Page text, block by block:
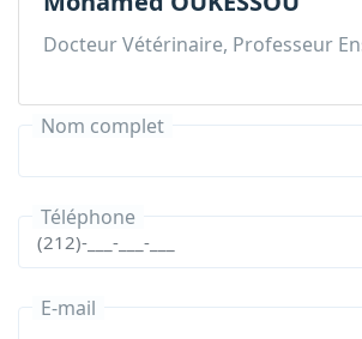
Docteur Vétérinaire, Professeur
Nom complet
Téléphone
E-mail